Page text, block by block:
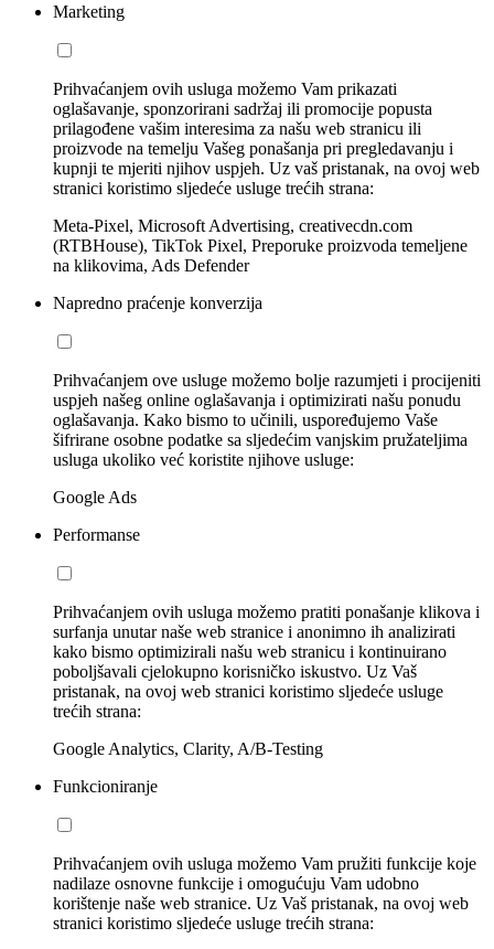
Marketing
Prihvaćanjem ovih usluga možemo Vam prikazati
oglašavanje, sponzorirani sadržaj ili promocije popusta
prilagođene vašim interesima za našu web stranicu ili
proizvode na temelju Vašeg ponašanja pri pregledavanju i
kupnji te mjeriti njihov uspjeh. Uz vaš pristanak, na ovoj web
stranici koristimo sljedeće usluge trećih strana:
Meta-Pixel, Microsoft Advertising, creativecdn.com
(RTBHouse), TikTok Pixel, Preporuke proizvoda temeljene
na klikovima, Ads Defender
Napredno praćenje konverzija
Prihvaćanjem ove usluge možemo bolje razumjeti i procijeniti
uspjeh našeg online oglašavanja i optimizirati našu ponudu
oglašavanja. Kako bismo to učinili, uspoređujemo Vaše
šifrirane osobne podatke sa sljedećim vanjskim pružateljima
usluga ukoliko već koristite njihove usluge:
Google Ads
Performanse
Prihvaćanjem ovih usluga možemo pratiti ponašanje klikova i
surfanja unutar naše web stranice i anonimno ih analizirati
kako bismo optimizirali našu web stranicu i kontinuirano
poboljšavali cjelokupno korisničko iskustvo. Uz Vaš
pristanak, na ovoj web stranici koristimo sljedeće usluge
trećih strana:
Google Analytics, Clarity, A/B-Testing
Funkcioniranje
Prihvaćanjem ovih usluga možemo Vam pružiti funkcije koje
nadilaze osnovne funkcije i omogućuju Vam udobno
korištenje naše web stranice. Uz Vaš pristanak, na ovoj web
stranici koristimo sljedeće usluge trećih strana: